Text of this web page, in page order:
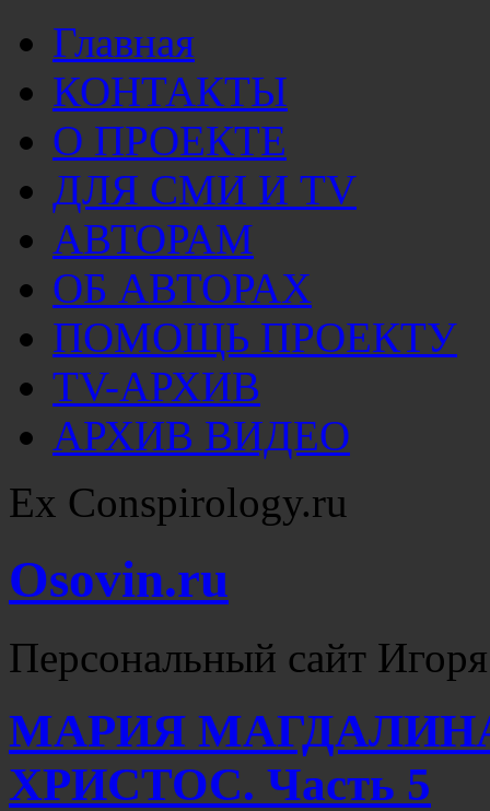
Главная
КОНТАКТЫ
О ПРОЕКТЕ
ДЛЯ СМИ И TV
АВТОРАМ
ОБ АВТОРАХ
ПОМОЩЬ ПРОЕКТУ
TV-АРХИВ
АРХИВ ВИДЕО
Ex Conspirology.ru
Osovin.ru
Персональный сайт
МАРИЯ
ХРИСТОС. Часть 5